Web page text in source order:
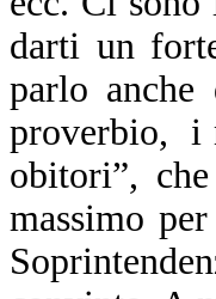
darti un
parlo
proverbio, i
obitori”,
massimo